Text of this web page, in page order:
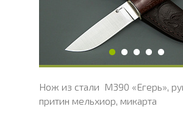
Длина рукояти, мм
Толщина рукояти, мм
Твердость клинка, HRC
Нож из стали M390 «Егерь»,
притин мельхиор, микарта